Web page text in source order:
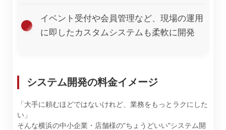
イベント受付や会員管理など、現場の運用
に即したカスタムシステムも柔軟に開発
システム開発の料金イメージ
「大手に頼むほどではないけれど、業務をもっとラクにした
い」
そんな横浜の中小企業・店舗様の"ちょうどいい"システム開